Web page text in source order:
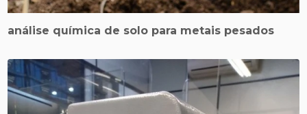
análise química de solo para metais pesados